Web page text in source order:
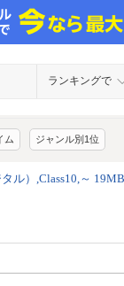
ランキングで
ム ジャンル別1位
ル）,Class10,～